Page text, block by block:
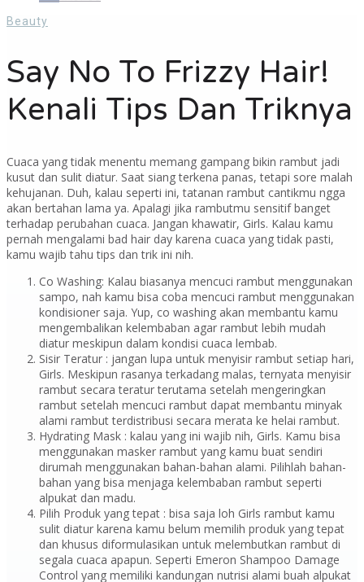
Beauty
Say No To Frizzy Hair!
Kenali Tips Dan Triknya
Cuaca yang tidak menentu memang gampang bikin rambut jadi
kusut dan sulit diatur. Saat siang terkena panas, tetapi sore malah
kehujanan. Duh, kalau seperti ini, tatanan rambut cantikmu ngga
akan bertahan lama ya. Apalagi jika rambutmu sensitif banget
terhadap perubahan cuaca. Jangan khawatir, Girls. Kalau kamu
pernah mengalami bad hair day karena cuaca yang tidak pasti,
kamu wajib tahu tips dan trik ini nih.
Co Washing: Kalau biasanya mencuci rambut menggunakan
sampo, nah kamu bisa coba mencuci rambut menggunakan
kondisioner saja. Yup, co washing akan membantu kamu
mengembalikan kelembaban agar rambut lebih mudah
diatur meskipun dalam kondisi cuaca lembab.
Sisir Teratur : jangan lupa untuk menyisir rambut setiap hari,
Girls. Meskipun rasanya terkadang malas, ternyata menyisir
rambut secara teratur terutama setelah mengeringkan
rambut setelah mencuci rambut dapat membantu minyak
alami rambut terdistribusi secara merata ke helai rambut.
Hydrating Mask : kalau yang ini wajib nih, Girls. Kamu bisa
menggunakan masker rambut yang kamu buat sendiri
dirumah menggunakan bahan-bahan alami. Pilihlah bahan-
bahan yang bisa menjaga kelembaban rambut seperti
alpukat dan madu.
Pilih Produk yang tepat : bisa saja loh Girls rambut kamu
sulit diatur karena kamu belum memilih produk yang tepat
dan khusus diformulasikan untuk melembutkan rambut di
segala cuaca apapun. Seperti Emeron Shampoo Damage
Control yang memiliki kandungan nutrisi alami buah alpukat